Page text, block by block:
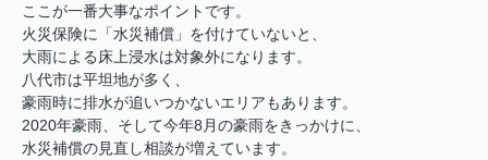
ここが一番大事なポイントです。
火災保険に「水災補償」を付けていないと、
大雨による床上浸水は対象外になります。
八代市は平坦地が多く、
豪雨時に排水が追いつかないエリアもあります。
2020年豪雨、そして今年8月の豪雨をきっかけに、
水災補償の見直し相談が増えています。